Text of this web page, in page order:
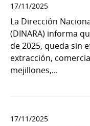
17/11/2025
La Dirección
(DINARA) informa
de 2025, queda sin
extracción,
mejillones,...
17/11/2025